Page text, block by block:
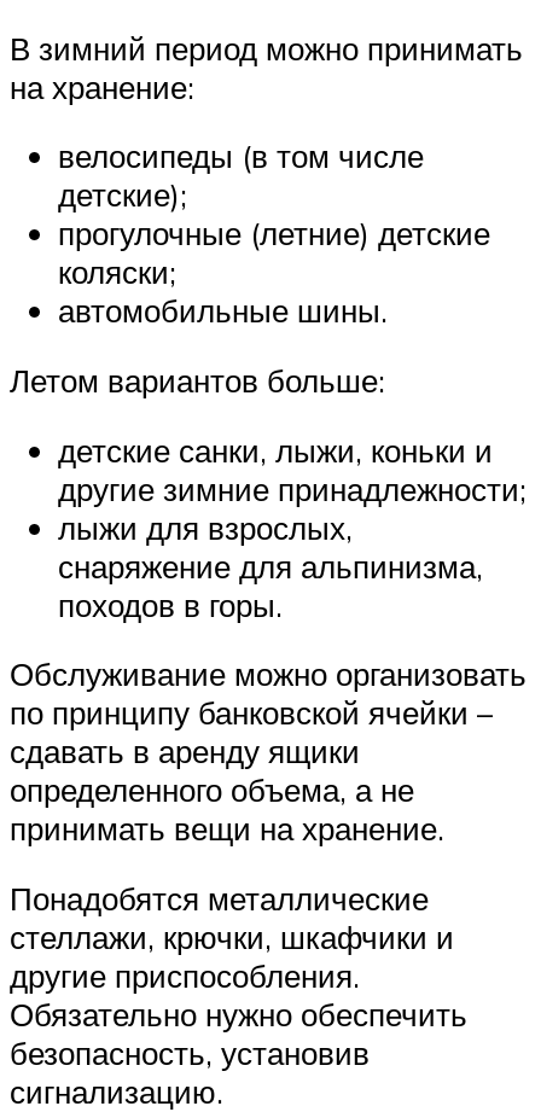
В зимний период можно принимать
на хранение:
велосипеды (в том числе
детские);
прогулочные (летние) детские
коляски;
автомобильные шины.
Летом вариантов больше:
детские санки, лыжи, коньки и
другие зимние принадлежности;
лыжи для взрослых,
снаряжение для альпинизма,
походов в горы.
Обслуживание можно организовать
по принципу банковской ячейки –
сдавать в аренду ящики
определенного объема, а не
принимать вещи на хранение.
Понадобятся металлические
стеллажи, крючки, шкафчики и
другие приспособления.
Обязательно нужно обеспечить
безопасность, установив
сигнализацию.